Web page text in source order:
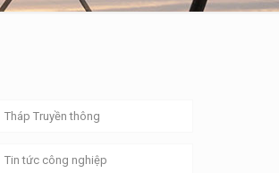
Tháp Truyền thông
Tin tức công nghiệp